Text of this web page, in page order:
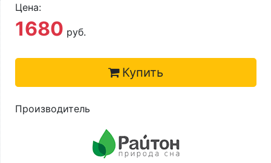
Цена:
1680 руб.
Купить
Производитель